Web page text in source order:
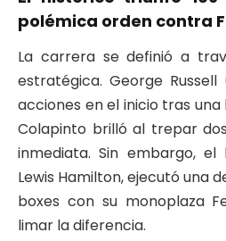
polémica orden contra
La carrera se definió a
estratégica. George
acciones en el inicio tras
Colapinto brilló al trepar
inmediata. Sin embargo,
Lewis Hamilton, ejecutó una
boxes con su monoplaza
limar la diferencia.